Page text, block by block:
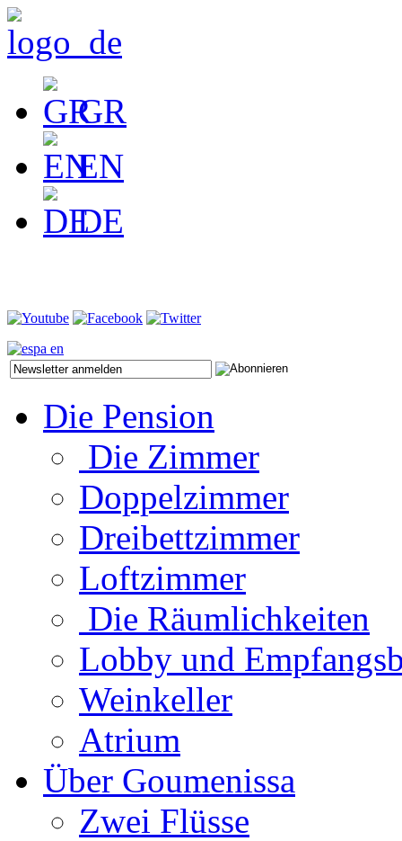
GR
EN
DE
Die Pension
Die Zimmer
Doppelzimmer
Dreibettzimmer
Loftzimmer
Die Räumlichkeiten
Lobby und
Weinkeller
Atrium
Über Goumenissa
Zwei Flüsse